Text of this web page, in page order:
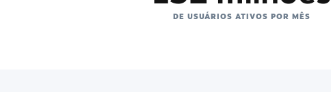
DE USUÁRIOS ATIVOS POR MÊS